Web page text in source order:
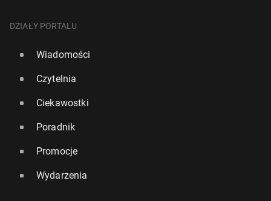
DZIAŁY PORTALU
Wiadomości
Czytelnia
Ciekawostki
Poradnik
Promocje
Wydarzenia